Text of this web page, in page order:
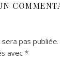
pas publiée.
avec *